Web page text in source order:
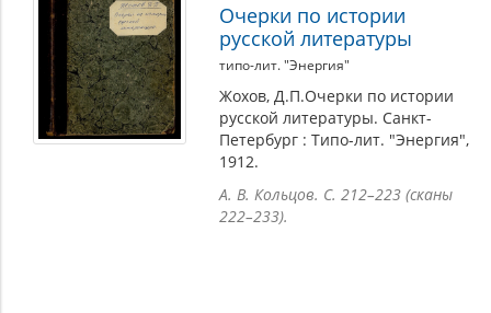
Очерки по истории
русской литературы
типо-лит. "Энергия"
Жохов, Д.П.Очерки по истории
русской литературы. Санкт-
Петербург : Типо-лит. "Энергия",
1912.
А. В. Кольцов. С. 212–223 (сканы
222–233).